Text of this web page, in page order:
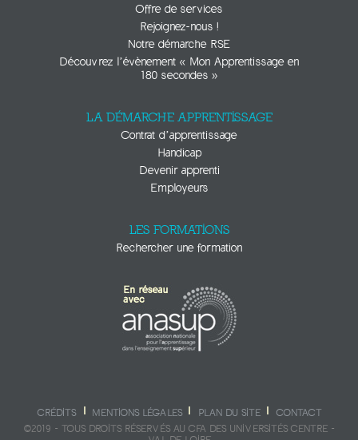
Offre de services
Rejoignez-nous !
Notre démarche RSE
Découvrez l’évènement « Mon Apprentissage en
180 secondes »
LA DÉMARCHE APPRENTISSAGE
Contrat d’apprentissage
Handicap
Devenir apprenti
Employeurs
LES FORMATIONS
Rechercher une formation
CRÉDITS MENTIONS LÉGALES PLAN DU SITE
CONTACT
©2019 - TOUS DROITS RÉSERVÉS AU CFA DES UNIVERSITÉS CENTRE -